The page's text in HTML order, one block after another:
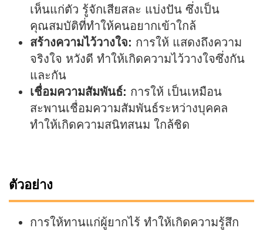
เห็นแก่ตัว รู้จักเสียสละ แบ่งปัน ซึ่งเป็น
คุณสมบัติที่ทำให้คนอยากเข้าใกล้
สร้างความไว้วางใจ: การให้ แสดงถึงความ
จริงใจ หวังดี ทำให้เกิดความไว้วางใจซึ่งกัน
และกัน
เชื่อมความสัมพันธ์: การให้ เป็นเหมือน
สะพานเชื่อมความสัมพันธ์ระหว่างบุคคล
ทำให้เกิดความสนิทสนม ใกล้ชิด
ตัวอย่าง
การให้ทานแก่ผู้ยากไร้ ทำให้เกิดความรู้สึก